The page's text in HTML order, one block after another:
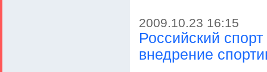
2009.10.23 16:15
Российский
внедрение